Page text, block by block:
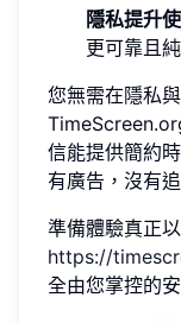
隱私提升
更可靠且
您無需在隱私
信能提供簡約
有廣告，沒有
準備體驗真正
https://
全由您掌控的